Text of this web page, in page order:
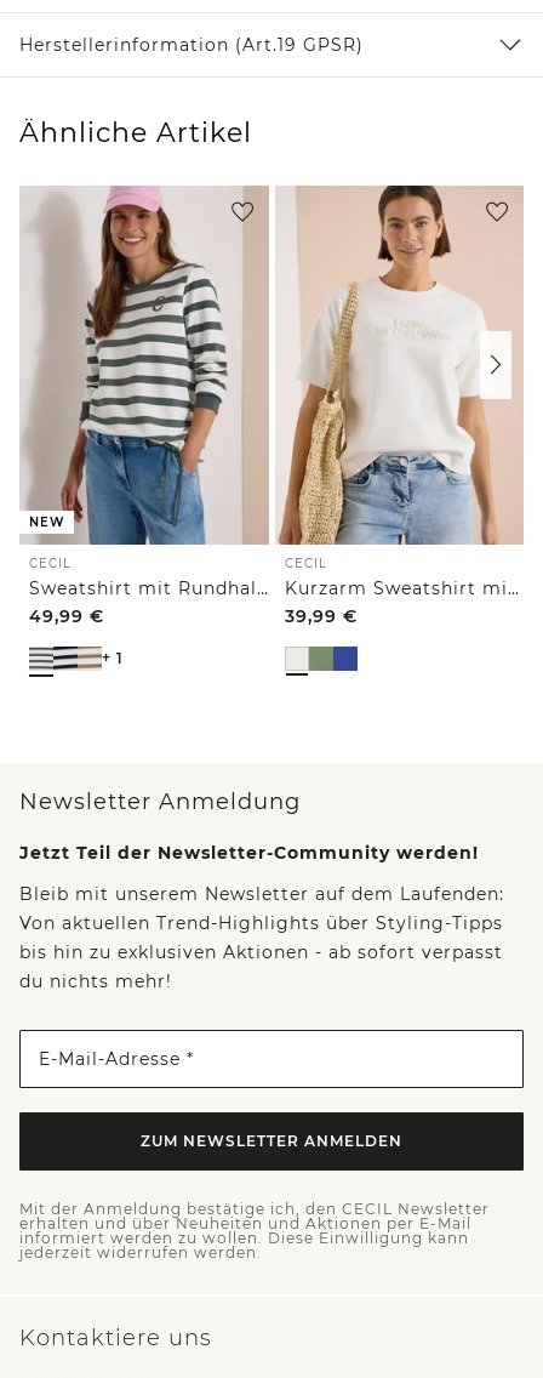
Herstellerinformation (Art.19 GPSR)
Ähnliche Artikel
NEW
CECIL
Sweatshirt mit Rundhals und Tunnelzug
49,99 €
+ 1
CECIL
Kurzarm Sweatshirt mit Embroidery
39,99 €
Newsletter Anmeldung
Jetzt Teil der Newsletter-Community werden!
Bleib mit unserem Newsletter auf dem Laufenden:
Von aktuellen Trend-Highlights über Styling-Tipps
bis hin zu exklusiven Aktionen - ab sofort verpasst
du nichts mehr!
E-Mail-Adresse *
ZUM NEWSLETTER ANMELDEN
Mit der Anmeldung bestätige ich, den CECIL Newsletter
erhalten und über Neuheiten und Aktionen per E-Mail
informiert werden zu wollen. Diese Einwilligung kann
jederzeit widerrufen werden.
Kontaktiere uns